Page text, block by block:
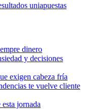
uniapuestas
dinero
y decisiones
exigen cabeza fría
te vuelve cliente
jornada